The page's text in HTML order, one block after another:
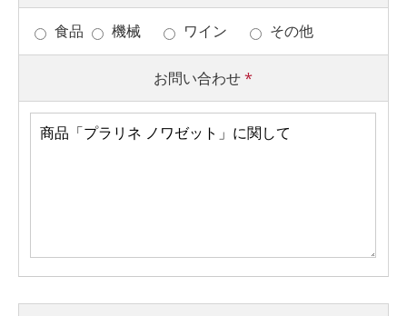
食品 機械 ワイン その他
お問い合わせ*